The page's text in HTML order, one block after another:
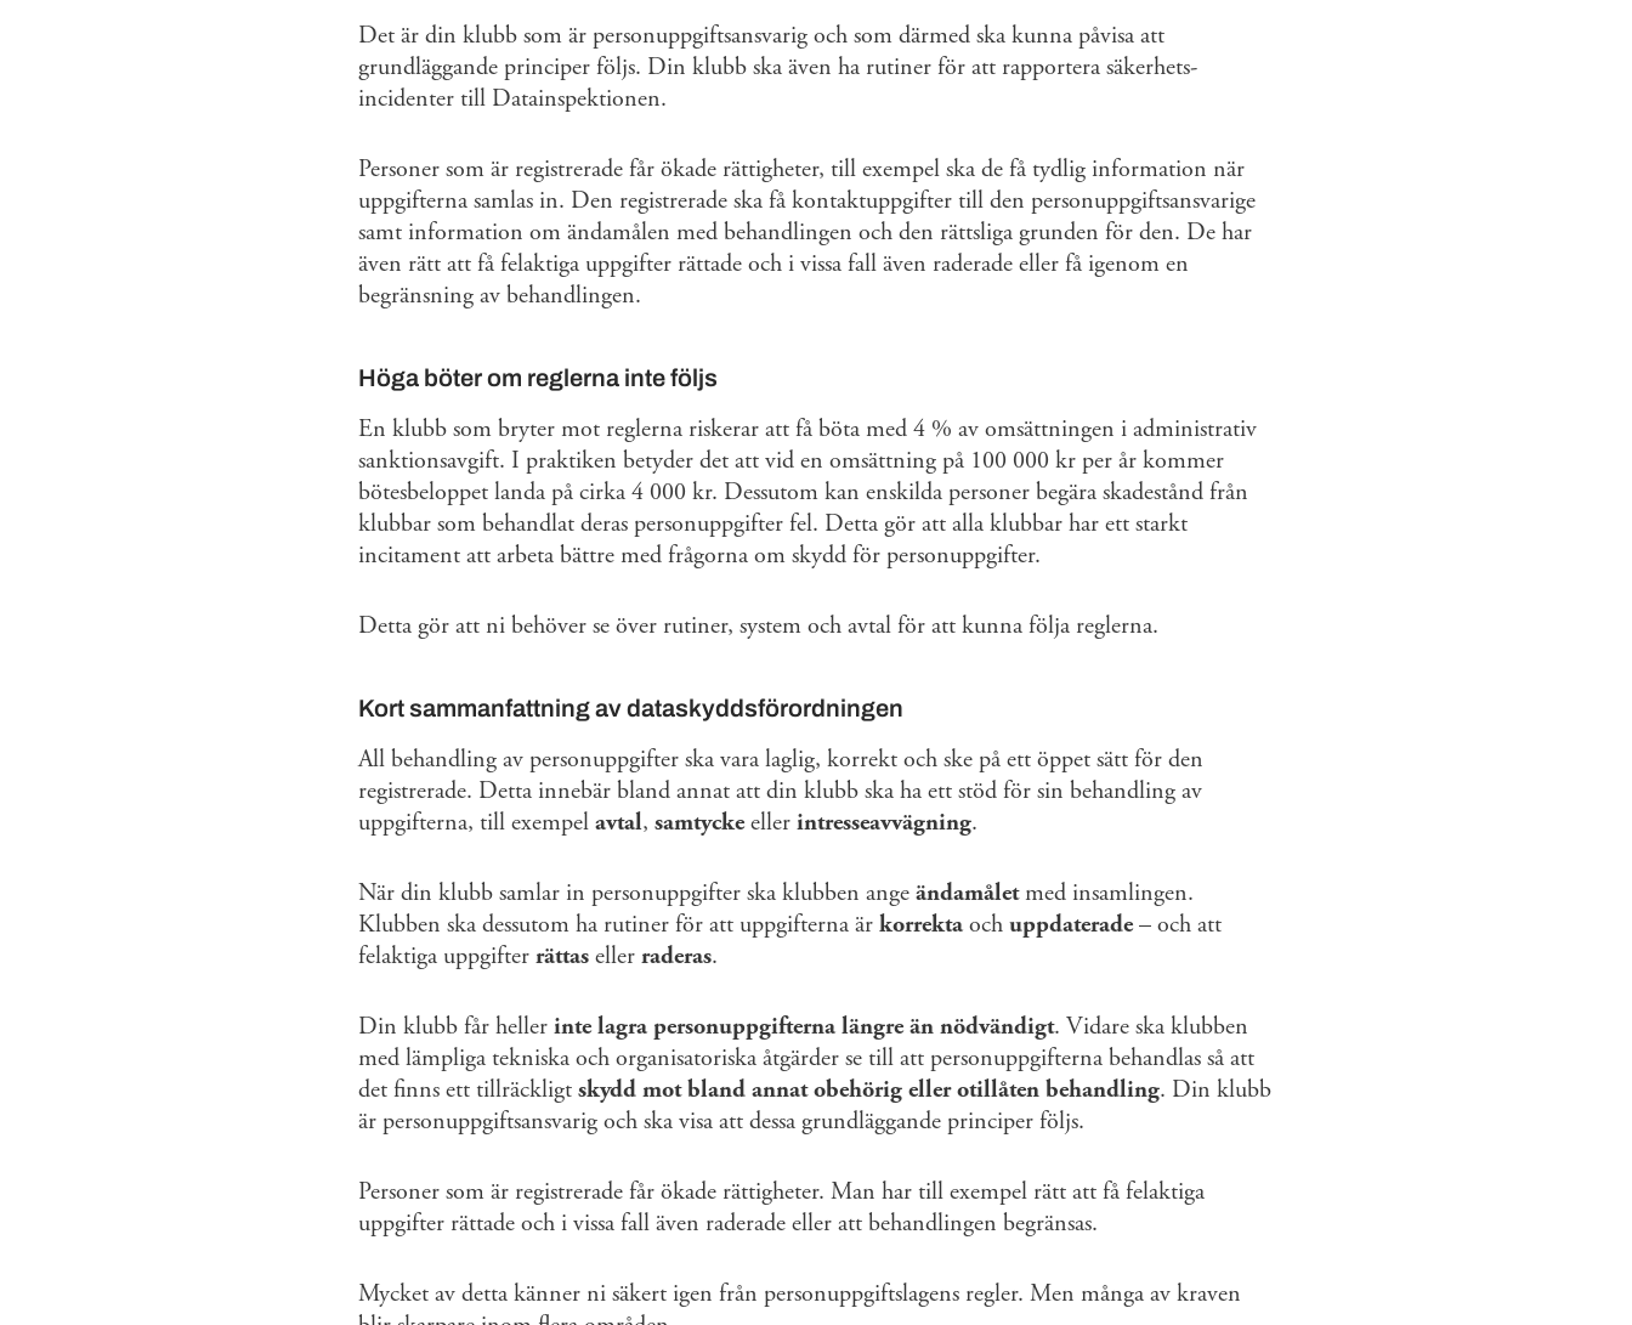
Det är din klubb som är personuppgiftsansvarig och som därmed ska kunna påvisa att
grundläggande principer följs. Din klubb ska även ha rutiner för att rapportera säkerhets­
incidenter till Datainspektionen.
Personer som är registrerade får ökade rättigheter, till exempel ska de få tydlig information när
uppgifterna samlas in. Den registrerade ska få kontaktuppgifter till den personuppgifts­ansvarige
samt information om ändamålen med behandlingen och den rättsliga grunden för den. De har
även rätt att få felaktiga uppgifter rättade och i vissa fall även raderade eller få igenom en
begränsning av behandlingen.
Höga böter om reglerna inte följs
En klubb som bryter mot reglerna riskerar att få böta med 4 % av omsättningen i administrativ
sanktionsavgift. I praktiken betyder det att vid en omsättning på 100 000 kr per år kommer
bötesbeloppet landa på cirka 4 000 kr. Dessutom kan enskilda personer begära skadestånd från
klubbar som behandlat deras personuppgifter fel. Detta gör att alla klubbar har ett starkt
incitament att arbeta bättre med frågorna om skydd för personuppgifter.
Detta gör att ni behöver se över rutiner, system och avtal för att kunna följa reglerna.
Kort sammanfattning av dataskyddsförordningen
All behandling av personuppgifter ska vara laglig, korrekt och ske på ett öppet sätt för den
registrerade. Detta innebär bland annat att din klubb ska ha ett stöd för sin behandling av
uppgifterna, till exempel avtal, samtyckeeller intresseavvägning.
När din klubb samlar in personuppgifter ska klubben ange ändamåletmed insamlingen.
Klubben ska dessutom ha rutiner för att uppgifterna är korrekta och uppdaterade– och att
felaktiga uppgifter rättas eller raderas.
Din klubb får heller inte lagra personuppgifterna längre än nödvändigt. Vidare ska klubben
med lämpliga tekniska och organisatoriska åtgärder se till att personuppgifterna behandlas så att
det finns ett tillräckligt skydd mot bland annat obehörig eller otillåten behandling. Din klubb
är personuppgiftsansvarig och ska visa att dessa grundläggande principer följs.
Personer som är registrerade får ökade rättigheter. Man har till exempel rätt att få felaktiga
uppgifter rättade och i vissa fall även raderade eller att behandlingen begränsas.
Mycket av detta känner ni säkert igen från personuppgiftslagens regler. Men många av kraven